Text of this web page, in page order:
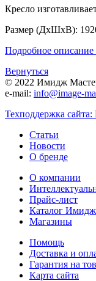
Кресло
Размер (ДхШхВ):
Подробное описание
Вернуться
© 2022 Имидж
e-mail: info@image-
Техподдержка
Статьи
Новости
О бренде
О компании
Прайс-лист
Каталог
Магазины
Помощь
Доставка и
Гарантия на
Карта сайта